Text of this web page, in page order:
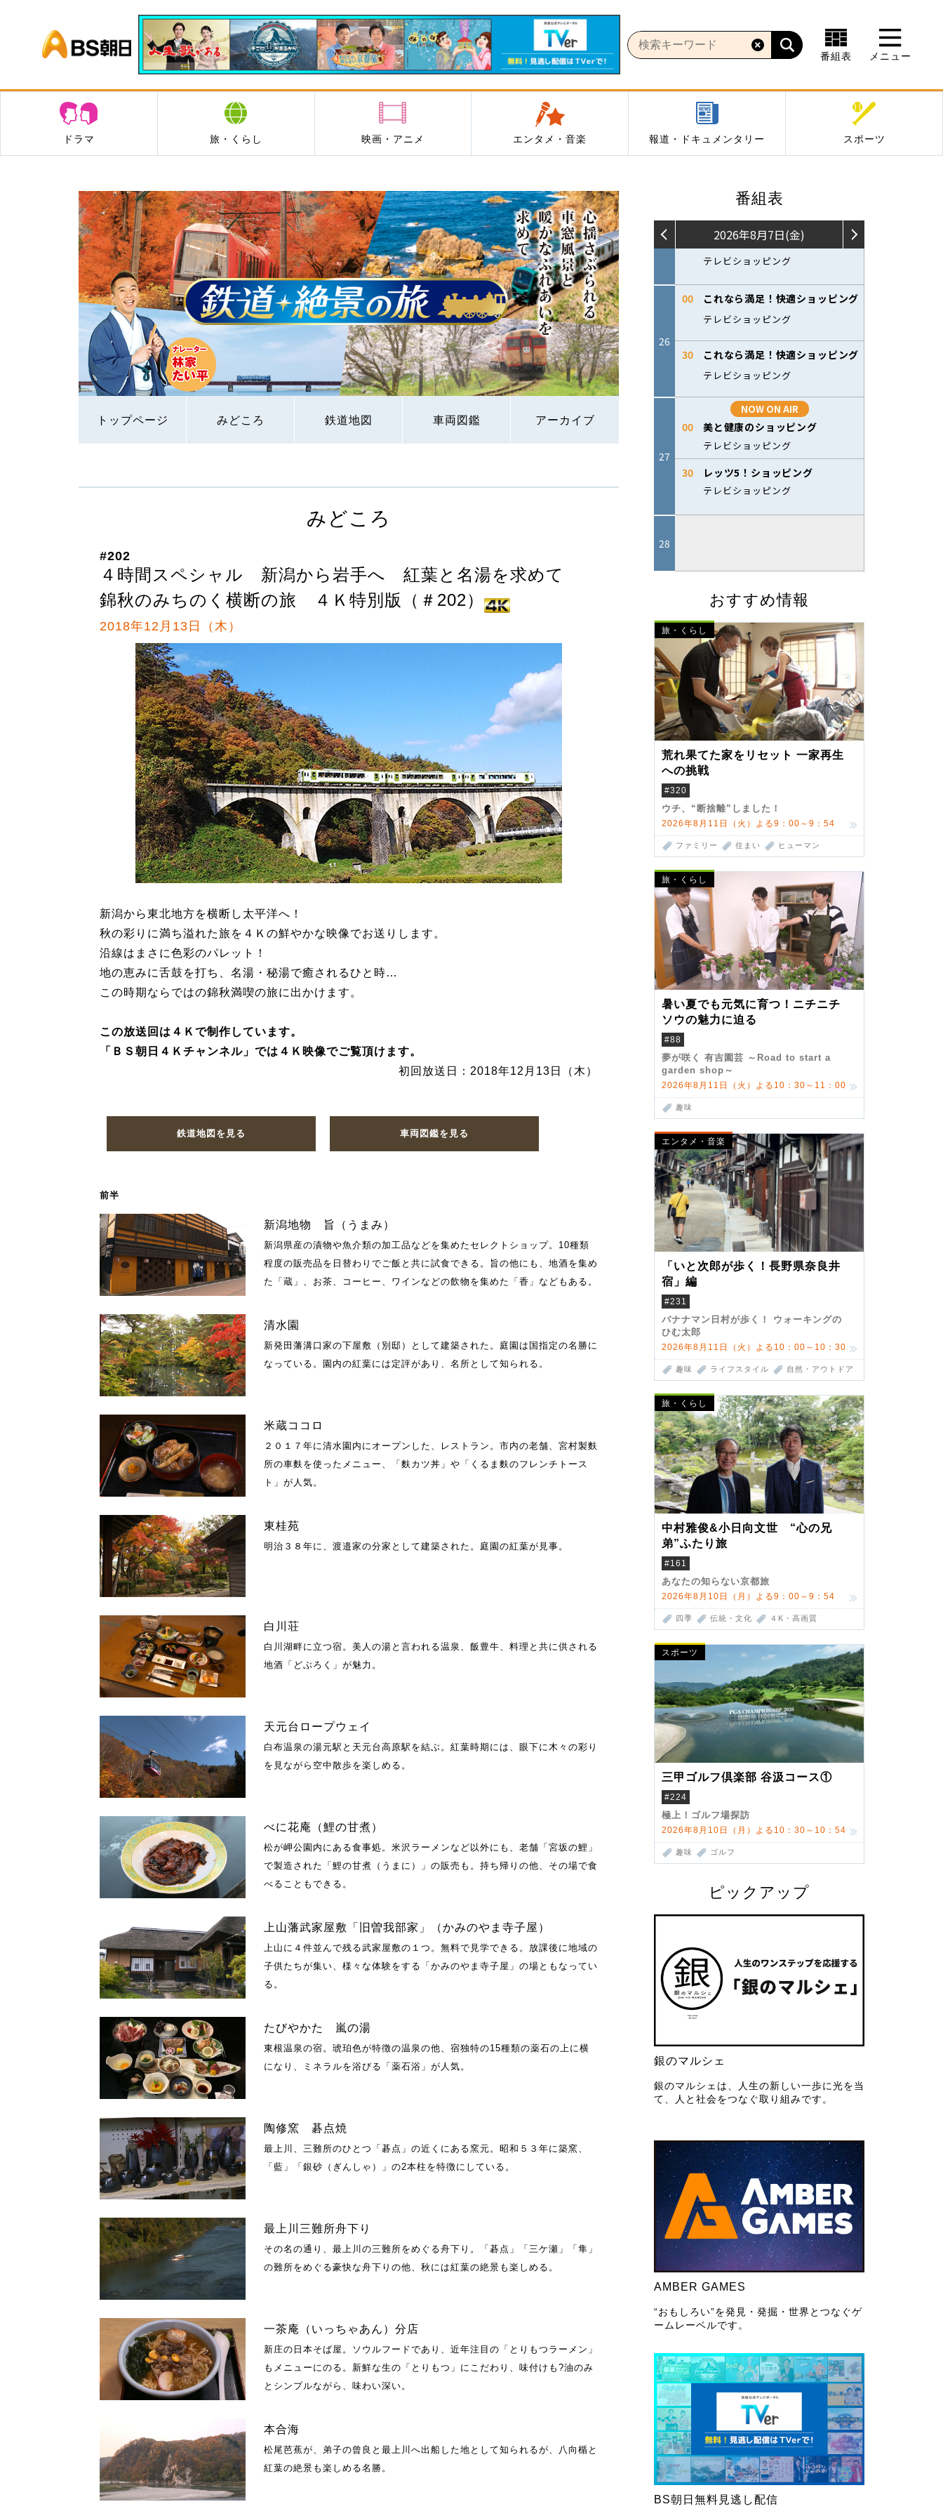
BS朝日
番組表 メニュー
ドラマ 旅・くらし 映画・アニメ エンタメ・音楽 報道・ドキュメンタリー スポーツ
トップページ みどころ 鉄道地図 車両図鑑 アーカイブ
番組表
おすすめ情報
旅・くらし
荒れ果てた家をリセット 一家再生
への挑戦
#320
ウチ、“断捨離”しました！
2026年8月11日（火）よる9：00～9：54
ファミリー 住まい ヒューマン
旅・くらし
暑い夏でも元気に育つ！ニチニチ
ソウの魅力に迫る
#88
夢が咲く 有吉園芸 ～Road to start a
garden shop～
2026年8月11日（火）よる10：30～11：00
趣味
エンタメ・音楽
「いと次郎が歩く！長野県奈良井
宿」編
#231
バナナマン日村が歩く！ ウォーキングの
ひむ太郎
2026年8月11日（火）よる10：00～10：30
趣味 ライフスタイル 自然・アウトドア
旅・くらし
中村雅俊&小日向文世 “心の兄
弟”ふたり旅
#161
あなたの知らない京都旅
2026年8月10日（月）よる9：00～9：54
四季 伝統・文化 ４K・高画質
スポーツ
三甲ゴルフ倶楽部 谷汲コース①
#224
極上！ゴルフ場探訪
2026年8月10日（月）よる10：30～10：54
趣味 ゴルフ
ピックアップ
銀のマルシェ
銀のマルシェは、人生の新しい一歩に光を当
て、人と社会をつなぐ取り組みです。
AMBER GAMES
“おもしろい”を発見・発掘・世界とつなぐゲ
ームレーベルです。
BS朝日無料見逃し配信
みどころ
#202
４時間スペシャル 新潟から岩手へ 紅葉と名湯を求めて
錦秋のみちのく横断の旅 ４Ｋ特別版（＃202）
2018年12月13日（木）
新潟から東北地方を横断し太平洋へ！
秋の彩りに満ち溢れた旅を４Ｋの鮮やかな映像でお送りします。
沿線はまさに色彩のパレット！
地の恵みに舌鼓を打ち、名湯・秘湯で癒されるひと時…
この時期ならではの錦秋満喫の旅に出かけます。
この放送回は４Ｋで制作しています。
「ＢＳ朝日４Ｋチャンネル」では４Ｋ映像でご覧頂けます。
初回放送日：2018年12月13日（木）
鉄道地図を見る 車両図鑑を見る
前半
新潟地物 旨（うまみ）
新潟県産の漬物や魚介類の加工品などを集めたセレクトショップ。10種類
程度の販売品を日替わりでご飯と共に試食できる。旨の他にも、地酒を集め
た「蔵」、お茶、コーヒー、ワインなどの飲物を集めた「香」などもある。
清水園
新発田藩溝口家の下屋敷（別邸）として建築された。庭園は国指定の名勝に
なっている。園内の紅葉には定評があり、名所として知られる。
米蔵ココロ
２０１７年に清水園内にオープンした、レストラン。市内の老舗、宮村製麩
所の車麩を使ったメニュー、「麩カツ丼」や「くるま麩のフレンチトース
ト」が人気。
東桂苑
明治３８年に、渡邉家の分家として建築された。庭園の紅葉が見事。
白川荘
白川湖畔に立つ宿。美人の湯と言われる温泉、飯豊牛、料理と共に供される
地酒「どぶろく」が魅力。
天元台ロープウェイ
白布温泉の湯元駅と天元台高原駅を結ぶ。紅葉時期には、眼下に木々の彩り
を見ながら空中散歩を楽しめる。
べに花庵（鯉の甘煮）
松が岬公園内にある食事処。米沢ラーメンなど以外にも、老舗「宮坂の鯉」
で製造された「鯉の甘煮（うまに）」の販売も。持ち帰りの他、その場で食
べることもできる。
上山藩武家屋敷「旧曽我部家」（かみのやま寺子屋）
上山に４件並んで残る武家屋敷の１つ。無料で見学できる。放課後に地域の
子供たちが集い、様々な体験をする「かみのやま寺子屋」の場ともなってい
る。
たびやかた 嵐の湯
東根温泉の宿。琥珀色が特徴の温泉の他、宿独特の15種類の薬石の上に横
になり、ミネラルを浴びる「薬石浴」が人気。
陶修窯 碁点焼
最上川、三難所のひとつ「碁点」の近くにある窯元。昭和５３年に築窯、
「藍」「銀砂（ぎんしゃ）」の2本柱を特徴にしている。
最上川三難所舟下り
その名の通り、最上川の三難所をめぐる舟下り。「碁点」「三ケ瀬」「隼」
の難所をめぐる豪快な舟下りの他、秋には紅葉の絶景も楽しめる。
一茶庵（いっちゃあん）分店
新庄の日本そば屋。ソウルフードであり、近年注目の「とりもつラーメン」
もメニューにのる。新鮮な生の「とりもつ」にこだわり、味付けも?油のみ
とシンプルながら、味わい深い。
本合海
松尾芭蕉が、弟子の曾良と最上川へ出船した地として知られるが、八向楯と
紅葉の絶景も楽しめる名勝。